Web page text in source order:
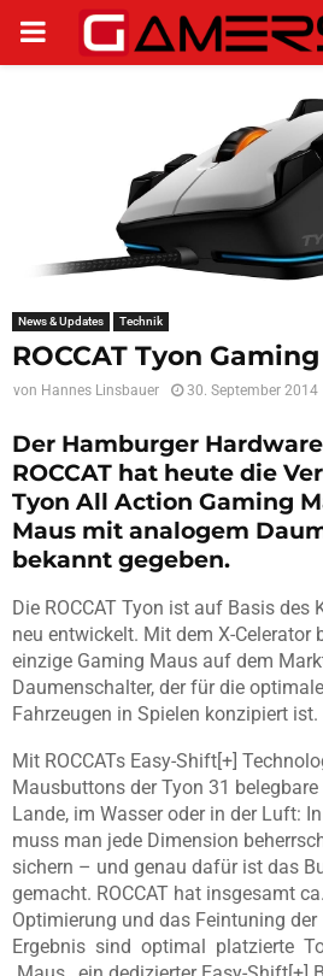
PRIMARY
News & Updates Technik
ROCCAT Tyon
von Hannes Linsbauer 30. September 2014
Der Hamburger
ROCCAT hat heute die
Tyon All Action Gaming
Maus mit analogem
bekannt gegeben.
Die ROCCAT Tyon ist auf Basis des
neu entwickelt. Mit dem X-Celerator
einzige Gaming Maus auf dem
Daumenschalter, der für die
Fahrzeugen in Spielen konzipiert ist.
Mit ROCCATs Easy-Shift[+]
Mausbuttons der Tyon 31
Lande, im Wasser oder in der Luft:
muss man jede Dimension
sichern – und genau dafür ist das
gemacht. ROCCAT hat insgesamt
Optimierung und das Feintuning
Ergebnis sind optimal platzierte